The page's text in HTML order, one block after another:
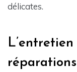
délicates.
réparations